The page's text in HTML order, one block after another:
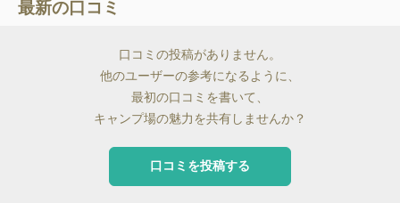
最新の口コミ
口コミの投稿がありません。
他のユーザーの参考になるように、
最初の口コミを書いて、
キャンプ場の魅力を共有しませんか？
口コミを投稿する